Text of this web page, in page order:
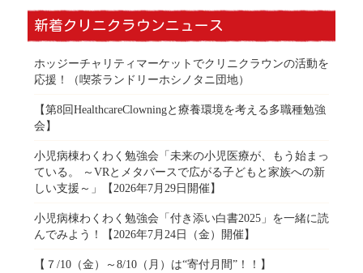
新着クリニクラウンニュース
ホッジーチャリティマーケットでクリニクラウンの活動を
応援！（喫茶ランドリーホシノタニ団地）
【第8回HealthcareClowningと療養環境を考える多職種勉強
会】
小児病棟わくわく勉強会「未来の小児医療が、もう始まっ
ている。 ～VRとメタバースで広がる子どもと家族への新
しい支援～」【2026年7月29日開催】
小児病棟わくわく勉強会「付き添い白書2025」を一緒に読
んでみよう！【2026年7月24日（金）開催】
【７/10（金）～8/10（月）は“寄付月間”！！】